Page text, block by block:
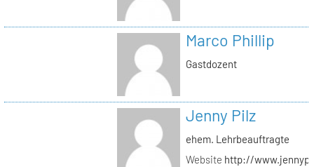
Marco Phillip
Gastdozent
Jenny Pilz
ehem. Lehrbeauftragte
Website http://